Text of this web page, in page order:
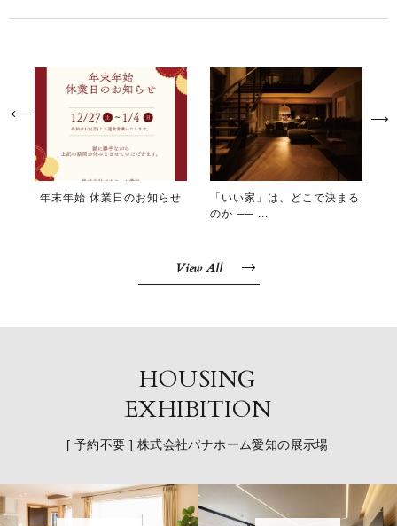
年末年始 休業日のお知らせ
「いい家」は、どこで決まる
のか ── ...
View All
HOUSING
EXHIBITION
[ 予約不要 ] 株式会社パナホーム愛知の展示場